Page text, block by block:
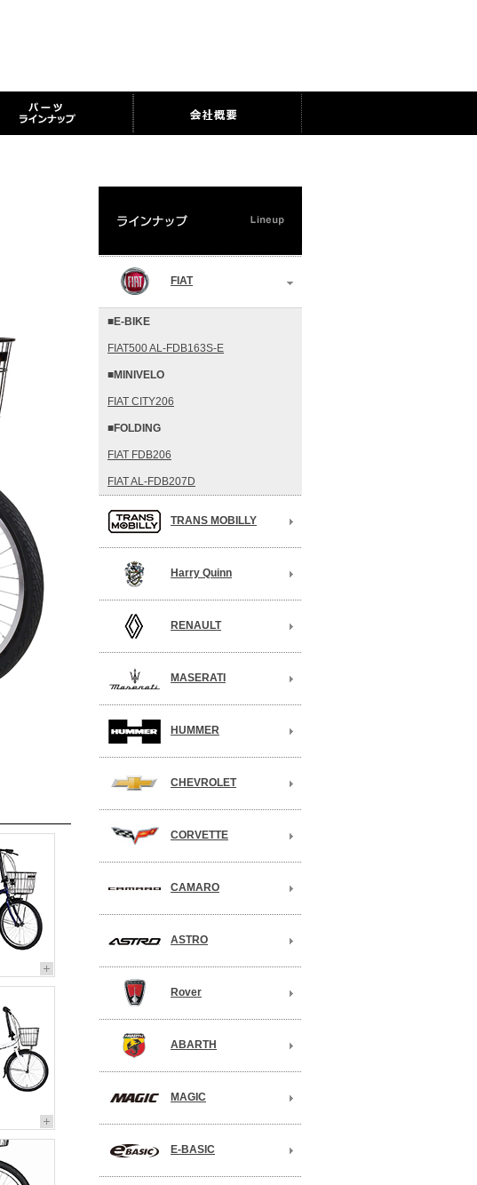
FIAT
■E-BIKE
FIAT500 AL-FDB163S-E
■MINIVELO
FIAT CITY206
■FOLDING
FIAT FDB206
FIAT AL-FDB207D
TRANS MOBILLY
Harry Quinn
RENAULT
MASERATI
HUMMER
CHEVROLET
CORVETTE
CAMARO
ASTRO
Rover
ABARTH
MAGIC
E-BASIC